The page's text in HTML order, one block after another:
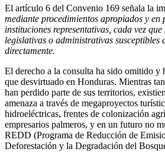
El artículo 6 del Convenio 169 señala la
mediante procedimientos apropiados y en
instituciones representativas, cada vez
legislativas o administrativas susceptibles
directamente.
El derecho a la consulta ha sido omitido y
que desvirtuado en Honduras. Mientras
han perdido parte de sus territorios,
amenaza a través de megaproyectos
hidroeléctricas, frentes de colonización
empresarios palmeros, y en un futuro no
REDD (Programa de Reducción de
Deforestación y la Degradación del